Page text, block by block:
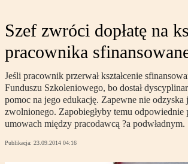
Szef zwróci dopłatę na
pracownika
Jeśli pracownik przerwał kształcenie
Funduszu Szkoleniowego, bo dostał
pomoc na jego edukację. Zapewne nie odzyska
zwolnionego. Zapobiegłyby temu odpowiednie
umowach między pracodawcą ?a podwładnym.
Publikacja: 23.09.2014 04:16